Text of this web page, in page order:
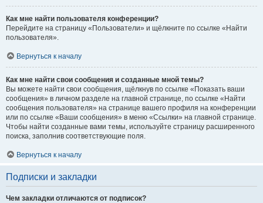
Как мне найти пользователя конференции?
Перейдите на страницу «Пользователи» и щёлкните по ссылке «Найти
пользователя».
Вернуться к началу
Как мне найти свои сообщения и созданные мной темы?
Вы можете найти свои сообщения, щёлкнув по ссылке «Показать ваши
сообщения» в личном разделе на главной странице, по ссылке «Найти
сообщения пользователя» на странице вашего профиля на конференции
или по ссылке «Ваши сообщения» в меню «Ссылки» на главной странице.
Чтобы найти созданные вами темы, используйте страницу расширенного
поиска, заполнив соответствующие поля.
Вернуться к началу
Подписки и закладки
Чем закладки отличаются от подписок?